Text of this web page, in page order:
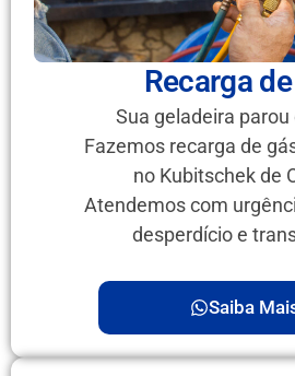
Recarga
Sua geladeira parou
Fazemos recarga de
no Kubitschek de
Atendemos com
desperdício e
Saiba